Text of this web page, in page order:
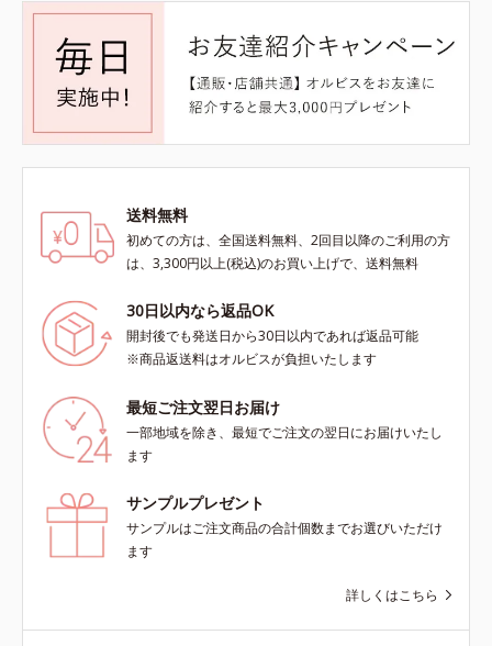
送料無料
初めての方は、全国送料無料、2回目以降のご利用の方
は、3,300円以上(税込)のお買い上げで、送料無料
30日以内なら返品OK
開封後でも発送日から30日以内であれば返品可能
※商品返送料はオルビスが負担いたします
最短ご注文翌日お届け
一部地域を除き、最短でご注文の翌日にお届けいたし
ます
サンプルプレゼント
サンプルはご注文商品の合計個数までお選びいただけ
ます
詳しくはこちら